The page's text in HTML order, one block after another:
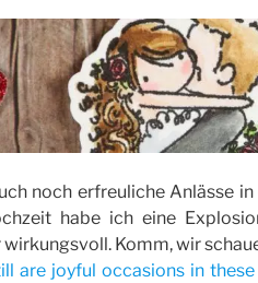
noch erfreuliche Anlässe
habe ich eine
wirkungsvoll. Komm, wir
are joyful occasions in